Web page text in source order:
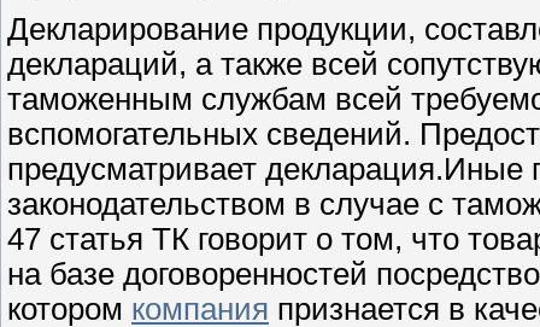
Декларирование продукции,
деклараций, а также всей
таможенным службам всей
вспомогательных сведений.
предусматривает декларация.Иные
законодательством в случае с
47 статья ТК говорит о том, что
на базе договоренностей
котором компания признается в